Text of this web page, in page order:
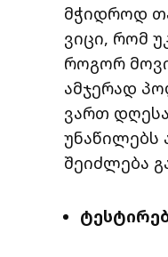
მჭიდროდ
ვიცი, რომ
როგორ
ამჯერად
ვართ
შეიძლება